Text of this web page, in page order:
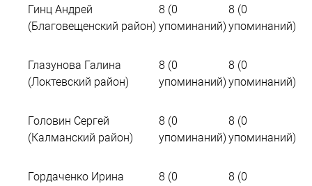
Гинц Андрей
(Благовещенский район)
8 (0
упоминаний)
8 (0
упоминаний)
Глазунова Галина
(Локтевский район)
8 (0
упоминаний)
8 (0
упоминаний)
Головин Сергей
(Калманский район)
8 (0
упоминаний)
8 (0
упоминаний)
Гордаченко Ирина
8 (0
8 (0